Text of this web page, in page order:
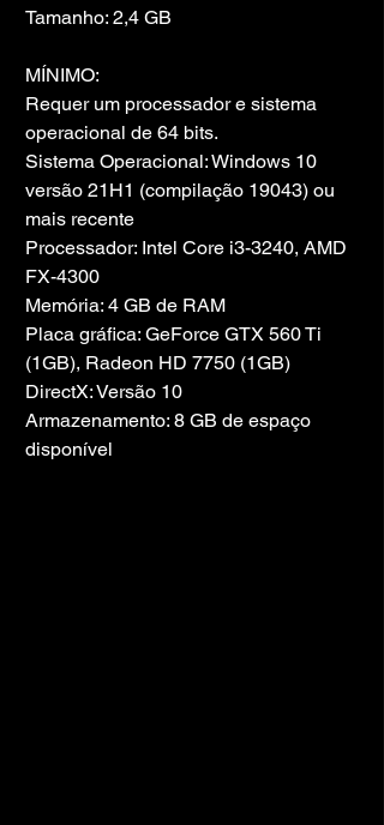
Tamanho: 2,4 GB
MÍNIMO:
Requer um processador e sistema
operacional de 64 bits.
Sistema Operacional: Windows 10
versão 21H1 (compilação 19043) ou
mais recente
Processador: Intel Core i3-3240, AMD
FX-4300
Memória: 4 GB de RAM
Placa gráfica: GeForce GTX 560 Ti
(1GB), Radeon HD 7750 (1GB)
DirectX: Versão 10
Armazenamento: 8 GB de espaço
disponível